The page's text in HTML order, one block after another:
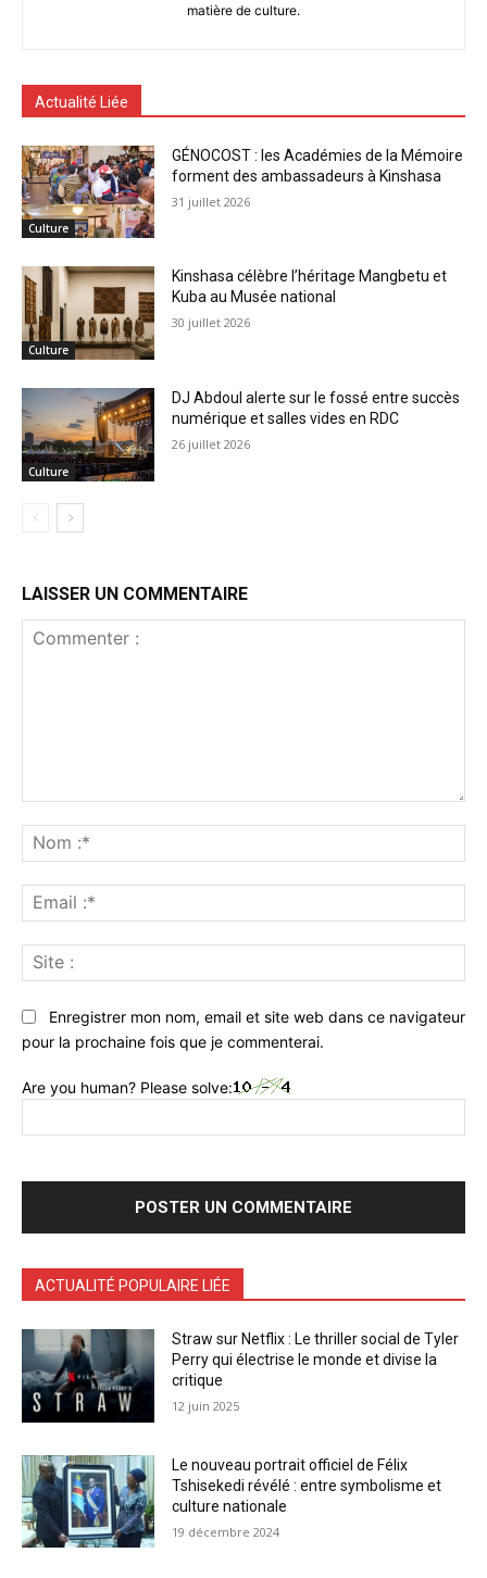
matière de culture.
Actualité Liée
Culture
GÉNOCOST : les Académies de la Mémoire
forment des ambassadeurs à Kinshasa
31 juillet 2026
Culture
Kinshasa célèbre l’héritage Mangbetu et
Kuba au Musée national
30 juillet 2026
Culture
DJ Abdoul alerte sur le fossé entre succès
numérique et salles vides en RDC
26 juillet 2026
LAISSER UN COMMENTAIRE
:*
:*
:
Enregistrer mon nom, email et site web dans ce navigateur
pour la prochaine fois que je commenterai.
Are you human? Please solve:
ACTUALITÉ POPULAIRE LIÉE
Straw sur Netflix : Le thriller social de Tyler
Perry qui électrise le monde et divise la
critique
12 juin 2025
Le nouveau portrait officiel de Félix
Tshisekedi révélé : entre symbolisme et
culture nationale
19 décembre 2024